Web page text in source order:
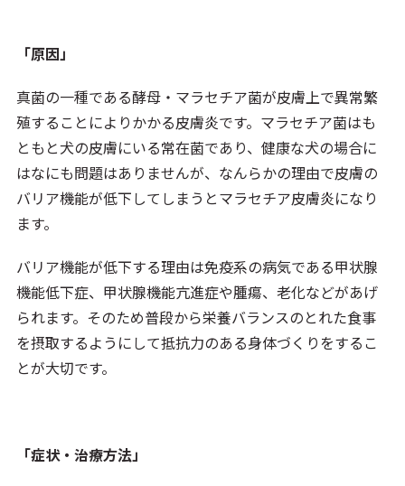
「原因」
真菌の一種である酵母・マラセチア菌が皮膚上で異常繁
殖することによりかかる皮膚炎です。マラセチア菌はも
ともと犬の皮膚にいる常在菌であり、健康な犬の場合に
はなにも問題はありませんが、なんらかの理由で皮膚の
バリア機能が低下してしまうとマラセチア皮膚炎になり
ます。
バリア機能が低下する理由は免疫系の病気である甲状腺
機能低下症、甲状腺機能亢進症や腫瘍、老化などがあげ
られます。そのため普段から栄養バランスのとれた食事
を摂取するようにして抵抗力のある身体づくりをするこ
とが大切です。
「症状・治療方法」